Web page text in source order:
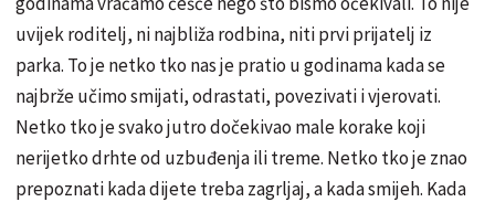
uvijek roditelj, ni najbliža rodbina, niti prvi prijatelj iz
parka. To je netko tko nas je pratio u godinama kada se
najbrže učimo smijati, odrastati, povezivati i vjerovati.
Netko tko je svako jutro dočekivao male korake koji
nerijetko drhte od uzbuđenja ili treme. Netko tko je znao
prepoznati kada dijete treba zagrljaj, a kada smijeh. Kada